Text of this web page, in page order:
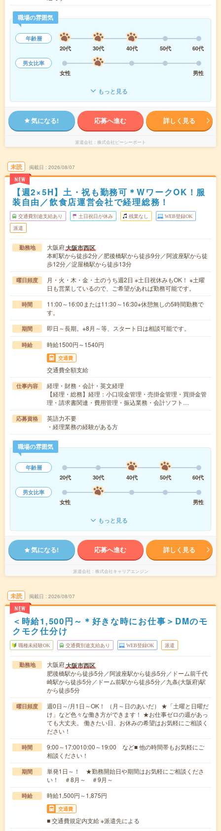
職場の雰囲気
年齢層
20代
30代 40代 50代
60代
男女比率
女性
男性
もっと見る
気になる! 応募へ進む 詳しく見る
派遣会社 株式会社ピーシーポート
未読
NEW
掲載日 2026/08/07
【週2×5H】土・祝も勤務可＊WワークOK！服
装自由／飲食店運営会社で経理総務！
交通費別途支給あり 土日祝日が休み 残業なし WEB登録OK
派遣
勤務地 大阪府大阪市西区
本町駅から徒歩2分／肥後橋駅から徒歩9分／阿波座駅から徒
歩12分／淀屋橋駅から徒歩13分
曜日頻度
月・火・木・金・土のうち週2日 ※土日祝休みもOK！ ※土曜
日も営業しているので、ご希望があれば勤務可能です。
時間
11:00～16:00または11:30～16:30※休憩無しの5時間勤務で
す。
期間 即日～長期。※8月～等、スタート日は相談可能です。
時給 時給1500円～1540円
交通費
交通費全額支給
仕事内容
経理・財務・会計・英文経理
【経理・総務】経理：小口現金管理・売掛金管理・買掛金管
理・請求書関連・費用管理・振込業務・会計ソフト…
応募資格
英語力不要
・経理業務の経験がある方
職場の雰囲気
年齢層
20代
30代 40代 50代
60代
男女比率
女性
男性
もっと見る
気になる! 応募へ進む 詳しく見る
派遣会社 株式会社キャリアエンジン
未読
NEW
掲載日 2026/08/07
＜時給1,500円～＊好きな時にお仕事＞DMのモ
クモク仕分け
職種未経験OK 交通費別途支給あり WEB登録OK 派遣
勤務地 大阪府大阪市西区
肥後橋駅から徒歩5分／阿波座駅から徒歩5分／ドーム前千代
崎駅から徒歩5分／ドーム前駅から徒歩5分／九条(大阪府)駅
から徒歩5分
曜日頻度
週0日～/月1日～OK！ （月～日のあいだ） ★「土曜と日曜だ
け」など色々な働き方ができます！ ★お仕事ゼロの週があっ
ても大丈夫。 働きたい日、お休みの希望はお気軽にご相談く
ださい！
時間
9:00～17:0010:00～19:00 など■ 他の時間帯もお気軽にご
相談ください！
期間
単発1日～！ ★勤務開始日や期間はお気軽にご相談くださ
い！ ＃8月～ ＃9月～
時給 時給1,500円～1,875円
交通費
■ 交通費規定内支給 ※派遣先による